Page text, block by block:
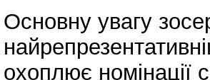
Основну увагу
охоплює номінації